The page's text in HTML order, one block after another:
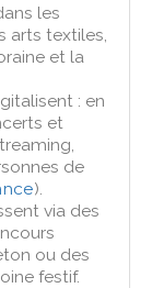
les
arts textiles,
et la
: en
et
de
).
via des
ou des
festif.